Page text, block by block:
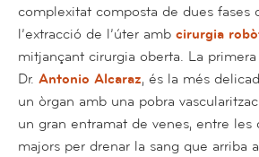
complexitat composta de dues fases
l’extracció de l’úter amb cirurgia
mitjançant cirurgia oberta. La
Dr. Antonio Alcaraz, és la més
un òrgan amb una pobra
un gran entramat de venes, entre les
majors per drenar la sang que arriba